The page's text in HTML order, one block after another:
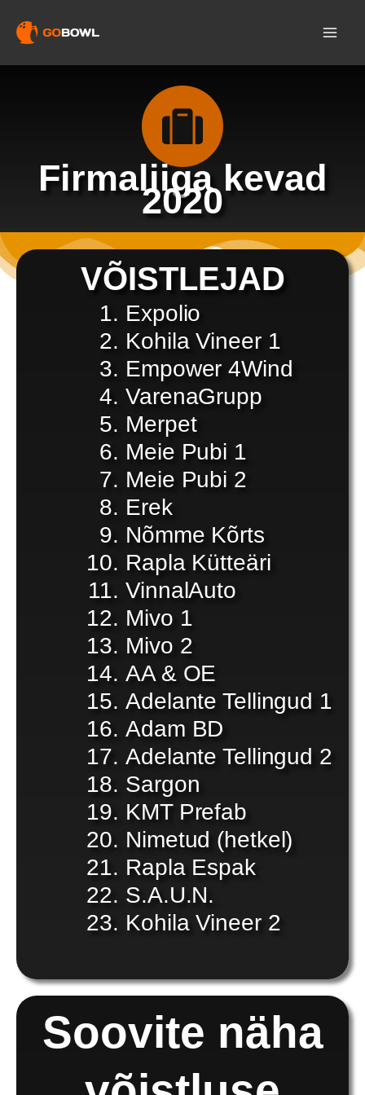
Firmaliiga kevad
2020
VÕISTLEJAD
Expolio
Kohila Vineer 1
Empower 4Wind
VarenaGrupp
Merpet
Meie Pubi 1
Meie Pubi 2
Erek
Nõmme Kõrts
Rapla Kütteäri
VinnalAuto
Mivo 1
Mivo 2
AA & OE
Adelante Tellingud 1
Adam BD
Adelante Tellingud 2
Sargon
KMT Prefab
Nimetud (hetkel)
Rapla Espak
S.A.U.N.
Kohila Vineer 2
Soovite näha